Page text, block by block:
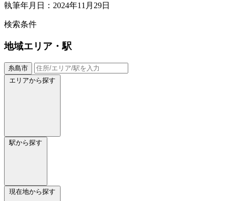
執筆年月日：2024年11月29日
検索条件
地域エリア・駅
糸島市
エリアから探す
駅から探す
現在地から探す